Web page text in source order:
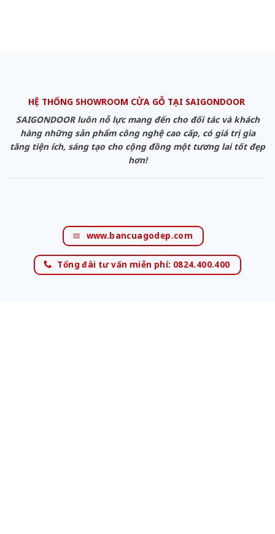
HỆ THỐNG SHOWROOM CỬA GỖ TẠI SAIGONDOOR
SAIGONDOOR luôn nỗ lực mang đến cho đối tác và khách
hàng những sản phẩm công nghệ cao cấp, có giá trị gia
tăng tiện ích, sáng tạo cho cộng đồng một tương lai tốt đẹp
hơn!
www.bancuagodep.com
Tổng đài tư vấn miễn phí: 0824.400.400